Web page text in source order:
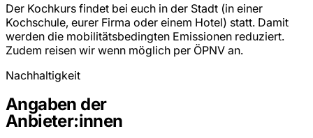
Der Kochkurs findet bei euch in der Stadt (in einer
Kochschule, eurer Firma oder einem Hotel) statt. Damit
werden die mobilitätsbedingten Emissionen reduziert.
Zudem reisen wir wenn möglich per ÖPNV an.
Nachhaltigkeit
Angaben der
Anbieter:innen